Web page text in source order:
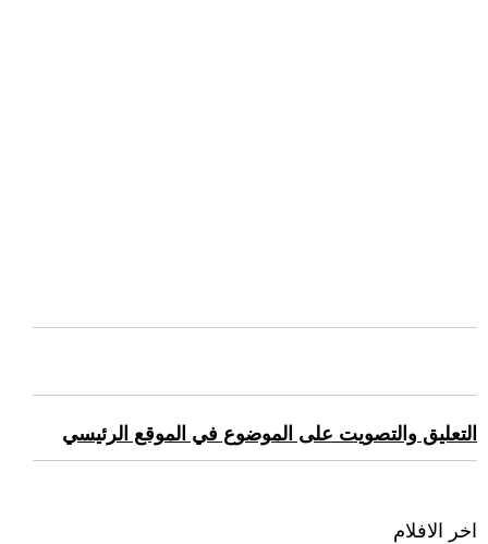
التعليق والتصويت على الموضوع في الموقع الرئيسي
اخر الافلام